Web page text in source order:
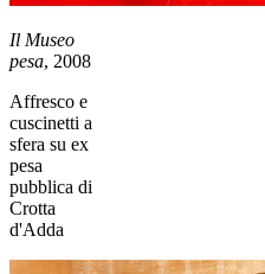
Il Museo
pesa, 2008
Affresco e
cuscinetti a
sfera su ex
pesa
pubblica di
Crotta
d'Adda